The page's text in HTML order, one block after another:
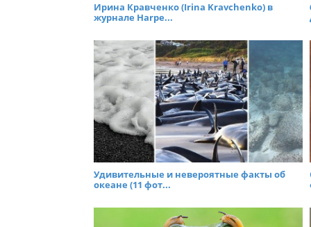
Ирина Кравченко (Irina Kravchenko) в
журнале Harpe...
Удивительные и невероятные факты об
океане (11 фот...